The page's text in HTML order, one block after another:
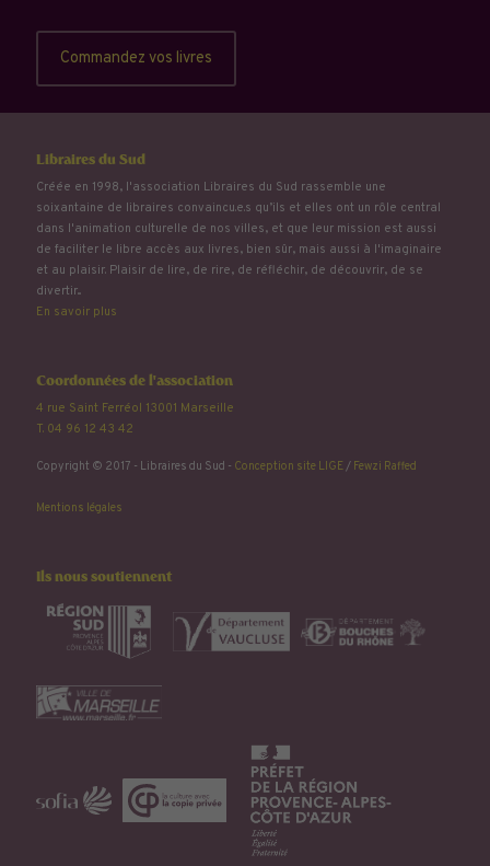
Commandez vos livres
Libraires du Sud
Créée en 1998, l'association Libraires du Sud rassemble une
soixantaine de libraires convaincu.e.s qu’ils et elles ont un rôle central
dans l'animation culturelle de nos villes, et que leur mission est aussi
de faciliter le libre accès aux livres, bien sûr, mais aussi à l'imaginaire
et au plaisir. Plaisir de lire, de rire, de réfléchir, de découvrir, de se
divertir...
En savoir plus
Coordonnées de l'association
4 rue Saint Ferréol 13001 Marseille
T. 04 96 12 43 42
Copyright © 2017 - Libraires du Sud - Conception site LIGE / Fewzi Raffed
Mentions légales
Ils nous soutiennent